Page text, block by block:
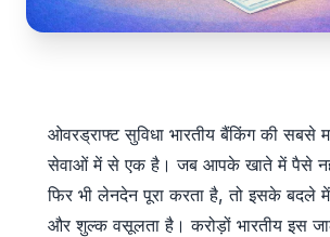
ओवरड्राफ्ट सुविधा भारतीय बैंकिंग की सबसे
सेवाओं में से एक है। जब आपके खाते में पैसे
फिर भी लेनदेन पूरा करता है, तो इसके बदले में
और शुल्क वसूलता है। करोड़ों भारतीय इस